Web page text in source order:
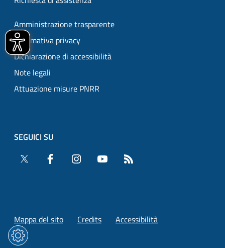
Amministrazione trasparente
Informativa privacy
Dichiarazione di accessibilità
Note legali
Attuazione misure PNRR
SEGUICI SU
Twitter
Facebook Instagram YouTube
Mappa del sito Credits Accessibilità